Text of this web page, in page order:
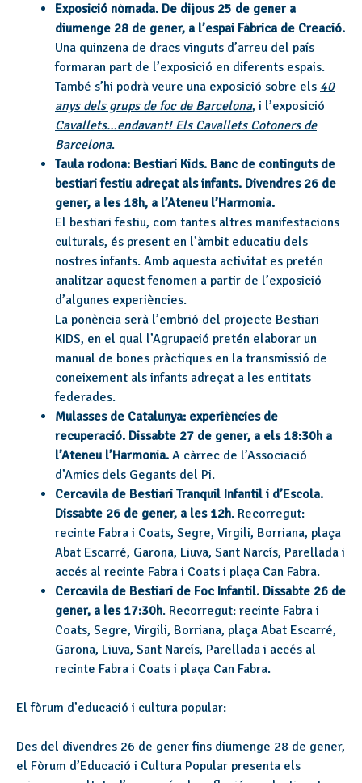
Exposició nòmada. De dijous 25 de gener a
diumenge 28 de gener, a l’espai Fàbrica de Creació.
Una quinzena de dracs vinguts d’arreu del país
formaran part de l’exposició en diferents espais.
També s’hi podrà veure una exposició sobre els 40
anys dels grups de foc de Barcelona, i l’exposició
Cavallets…endavant! Els Cavallets Cotoners de
Barcelona.
Taula rodona: Bestiari Kids. Banc de continguts de
bestiari festiu adreçat als infants. Divendres 26 de
gener, a les 18h, a l’Ateneu l’Harmonia.
El bestiari festiu, com tantes altres manifestacions
culturals, és present en l’àmbit educatiu dels
nostres infants. Amb aquesta activitat es pretén
analitzar aquest fenomen a partir de l’exposició
d’algunes experiències.
La ponència serà l’embrió del projecte Bestiari
KIDS, en el qual l’Agrupació pretén elaborar un
manual de bones pràctiques en la transmissió de
coneixement als infants adreçat a les entitats
federades.
Mulasses de Catalunya: experiències de
recuperació. Dissabte 27 de gener, a els 18:30h a
l’Ateneu l’Harmonia. A càrrec de l’Associació
d’Amics dels Gegants del Pi.
Cercavila de Bestiari Tranquil Infantil i d’Escola.
Dissabte 26 de gener, a les 12h. Recorregut:
recinte Fabra i Coats, Segre, Virgili, Borriana, plaça
Abat Escarré, Garona, Liuva, Sant Narcís, Parellada i
accés al recinte Fabra i Coats i plaça Can Fabra.
Cercavila de Bestiari de Foc Infantil. Dissabte 26 de
gener, a les 17:30h. Recorregut: recinte Fabra i
Coats, Segre, Virgili, Borriana, plaça Abat Escarré,
Garona, Liuva, Sant Narcís, Parellada i accés al
recinte Fabra i Coats i plaça Can Fabra.
El fòrum d’educació i cultura popular:
Des del divendres 26 de gener fins diumenge 28 de gener,
el Fòrum d’Educació i Cultura Popular presenta els